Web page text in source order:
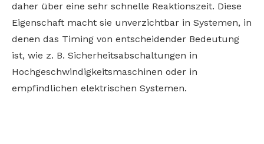
daher über eine sehr schnelle Reaktionszeit. Diese
Eigenschaft macht sie unverzichtbar in Systemen, in
denen das Timing von entscheidender Bedeutung
ist, wie z. B. Sicherheitsabschaltungen in
Hochgeschwindigkeitsmaschinen oder in
empfindlichen elektrischen Systemen.